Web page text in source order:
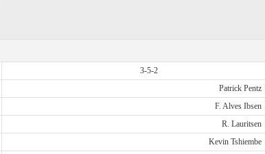
3-5-2
Patrick Pentz
F. Alves Ibsen
R. Lauritsen
Kevin Tshiembe